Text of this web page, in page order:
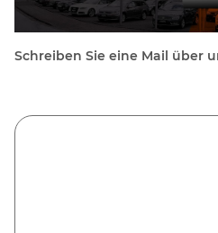
Schreiben Sie eine Mail über